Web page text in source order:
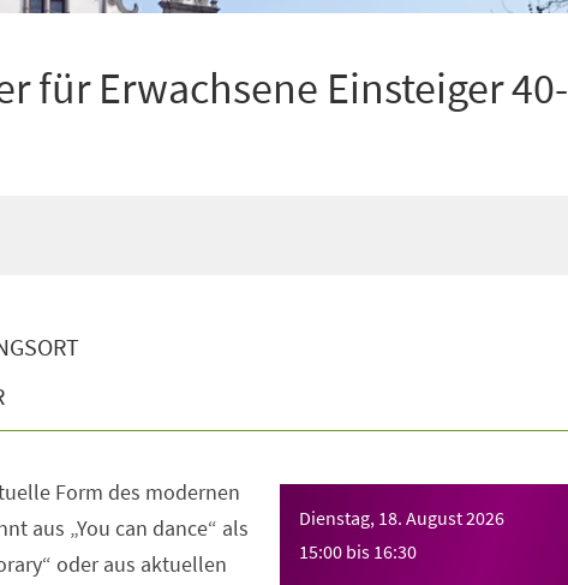
für Erwachsene Einsteiger 40-
Dienstag, 18. August 2026
15:00 bis 16:30
Form des modernen
aus „You can dance“ als
oder aus aktuellen